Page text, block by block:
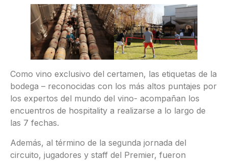
Como vino exclusivo del certamen, las etiquetas de la
bodega – reconocidas con los más altos puntajes por
los expertos del mundo del vino- acompañan los
encuentros de hospitality a realizarse a lo largo de
las 7 fechas.
Además, al término de la segunda jornada del
circuito, jugadores y staff del Premier, fueron